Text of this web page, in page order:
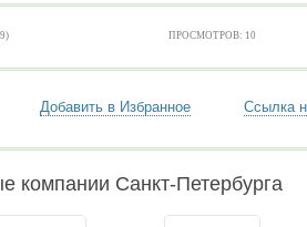
ПРОСМОТРОВ: 10
Добавить в Избранное Ссылка
компании Санкт-Петербурга